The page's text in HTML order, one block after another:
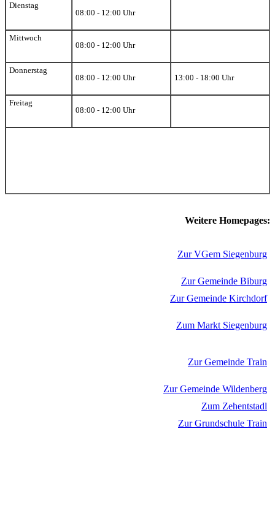
Dienstag
08:00 - 12:00 Uhr
Mittwoch
08:00 - 12:00 Uhr
Donnerstag
08:00 - 12:00 Uhr
13:00 - 18:00 Uhr
Freitag
08:00 - 12:00 Uhr
Weitere Homepages:
Zur VGem Siegenburg
Zur Gemeinde Biburg
Zur Gemeinde Kirchdorf
Zum Markt Siegenburg
Zur Gemeinde Train
Zur Gemeinde Wildenberg
Zum Zehentstadl
Zur Grundschule Train